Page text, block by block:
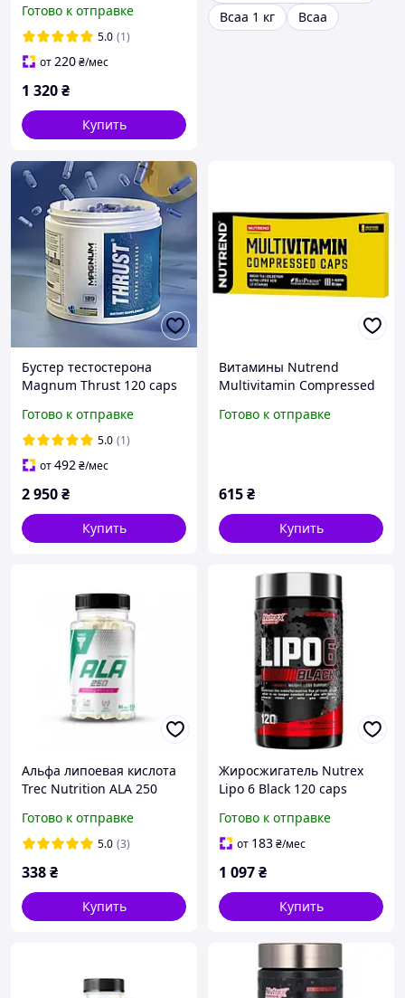
Готово к отправке
5.0 (1)
от220₴/мес
1 320₴
Купить
Bcaa 1 кг
Bcaa
Бустер тестостерона
Magnum Thrust 120 caps
Готово к отправке
5.0 (1)
от492₴/мес
2 950₴
Купить
Витамины Nutrend
Multivitamin Compressed
Готово к отправке
615₴
Купить
Альфа липоевая кислота
Trec Nutrition ALA 250
Готово к отправке
5.0 (3)
338₴
Купить
Жиросжигатель Nutrex
Lipo 6 Black 120 caps
Готово к отправке
от 183₴/мес
1 097₴
Купить